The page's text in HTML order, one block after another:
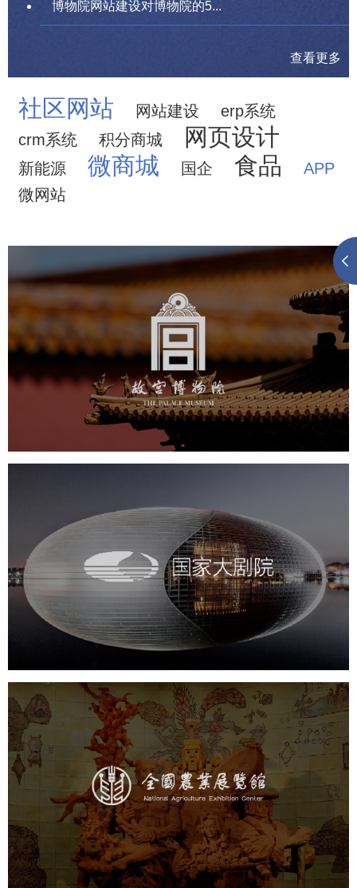
博物院网站建设对博物院的5...
查看更多
社区网站 网站建设
erp系统
crm系统
积分商城 网页设计
新能源 微商城 国企 食品
APP
微网站
故宫博物院
文化艺术 博物馆 智慧博物馆
博物馆网站建设
景区网站建设
文创商城 万能专题 网站代运营
国家大剧院
文化艺术 剧院 智慧展馆 展馆网站建设
农业展览馆
文化艺术 展馆网站建设
博物馆展厅设计
数字博物馆建设
展厅空间设计
企业展厅设计
公司展厅设计
北京展厅设计 产品展厅设计